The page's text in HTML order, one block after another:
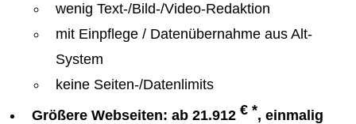
wenig Text-/Bild-/Video-Redaktion
mit Einpflege / Datenübernahme aus Alt-
System
keine Seiten-/Datenlimits
Größere Webseiten: ab 21.912 € *, einmalig